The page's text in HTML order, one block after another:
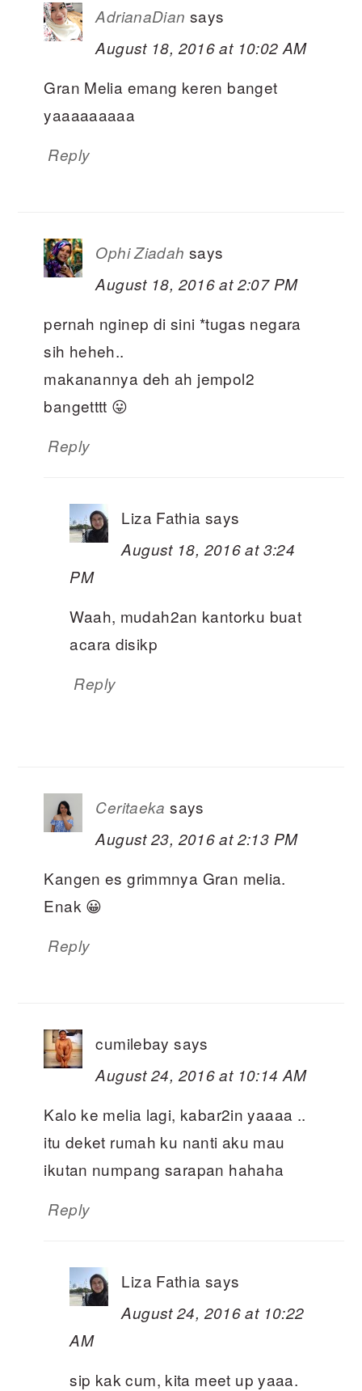
AdrianaDian says
August 18, 2016 at 10:02 AM
Gran Melia emang keren banget
yaaaaaaaaa
Reply
Ophi Ziadah says
August 18, 2016 at 2:07 PM
pernah nginep di sini *tugas negara
sih heheh..
makanannya deh ah jempol2
bangetttt 😛
Reply
Liza Fathia says
August 18, 2016 at 3:24
PM
Waah, mudah2an kantorku buat
acara disikp
Reply
Ceritaeka says
August 23, 2016 at 2:13 PM
Kangen es grimmnya Gran melia.
Enak 😀
Reply
cumilebay says
August 24, 2016 at 10:14 AM
Kalo ke melia lagi, kabar2in yaaaa ..
itu deket rumah ku nanti aku mau
ikutan numpang sarapan hahaha
Reply
Liza Fathia says
August 24, 2016 at 10:22
AM
sip kak cum, kita meet up yaaa.